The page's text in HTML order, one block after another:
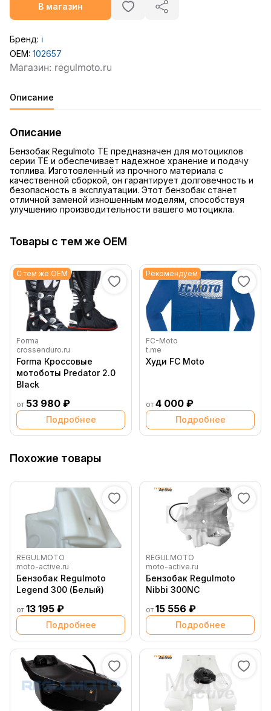
В магазин
Бренд: ℹ️
OEM: 102657
Описание
Описание
Бензобак Regulmoto TE предназначен для мотоциклов
серии TE и обеспечивает надежное хранение и подачу
топлива. Изготовленный из прочного материала с
качественной сборкой, он гарантирует долговечность и
безопасность в эксплуатации. Этот бензобак станет
отличной заменой изношенным моделям, способствуя
улучшению производительности вашего мотоцикла.
Товары с тем же OEM
С тем же OEM
Forma
crossenduro.ru
Forma Кроссовые
мотоботы Predator 2.0
Black
от 53 980 ₽
Подробнее
Рекомендуем
FC-Moto
t.me
Худи FC Moto
от 4 000 ₽
Подробнее
Похожие товары
REGULMOTO
moto-active.ru
Бензобак Regulmoto
Legend 300 (Белый)
от 13 195 ₽
Подробнее
REGULMOTO
moto-active.ru
Бензобак Regulmoto
Nibbi 300NC
от 15 556 ₽
Подробнее